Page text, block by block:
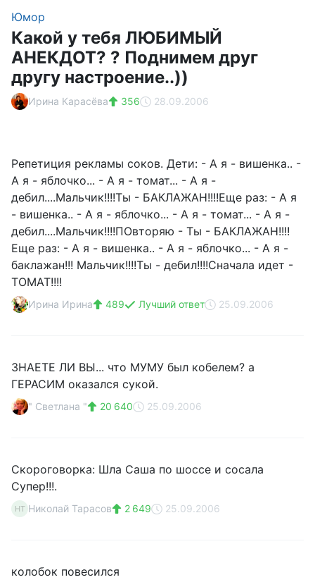
Юмор
Какой у тебя ЛЮБИМЫЙ
АНЕКДОТ? ? Поднимем друг
другу настроение..))
Ирина Карасёва 356 28.09.2006
Репетиция рекламы соков. Дети: - А я - вишенка.. -
А я - яблочко... - А я - томат... - А я -
дебил....Мальчик!!!!Ты - БАКЛАЖАН!!!!Еще раз: - А я
- вишенка.. - А я - яблочко... - А я - томат... - А я -
дебил....Мальчик!!!!ПОвторяю - Ты - БАКЛАЖАН!!!!
Еще раз: - А я - вишенка.. - А я - яблочко... - А я -
баклажан!!! Мальчик!!!!Ты - дебил!!!!Сначала идет -
ТОМАТ!!!!
Ирина Ирина 489 Лучший ответ 25.09.2006
ЗНАЕТЕ ЛИ ВЫ... что МУМУ был кобелем? а
ГЕРАСИМ оказался сукой.
" Светлана " 20 640 25.09.2006
Скороговорка: Шла Саша по шоссе и сосала
Супер!!!.
НТ Николай Тарасов 2 649 25.09.2006
колобок повесился